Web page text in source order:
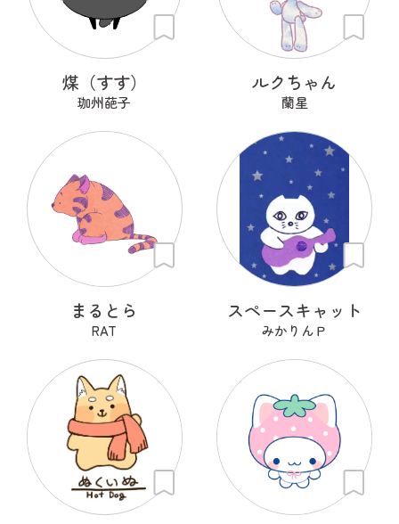
煤（すす）
珈州葩子
ルクちゃん
蘭星
まるとら
RAT
スペースキャット
みかりんＰ